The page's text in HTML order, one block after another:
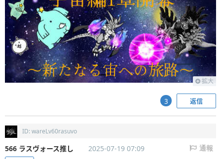
拡大
返信
3
ID: wareLv60rasuvo
566 ラスヴォース推し 2025-07-19 07:09 通報